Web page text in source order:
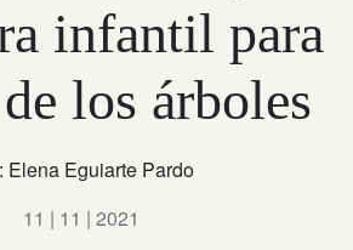
infantil para
los árboles
Elena Eguiarte Pardo
11 | 11 | 2021